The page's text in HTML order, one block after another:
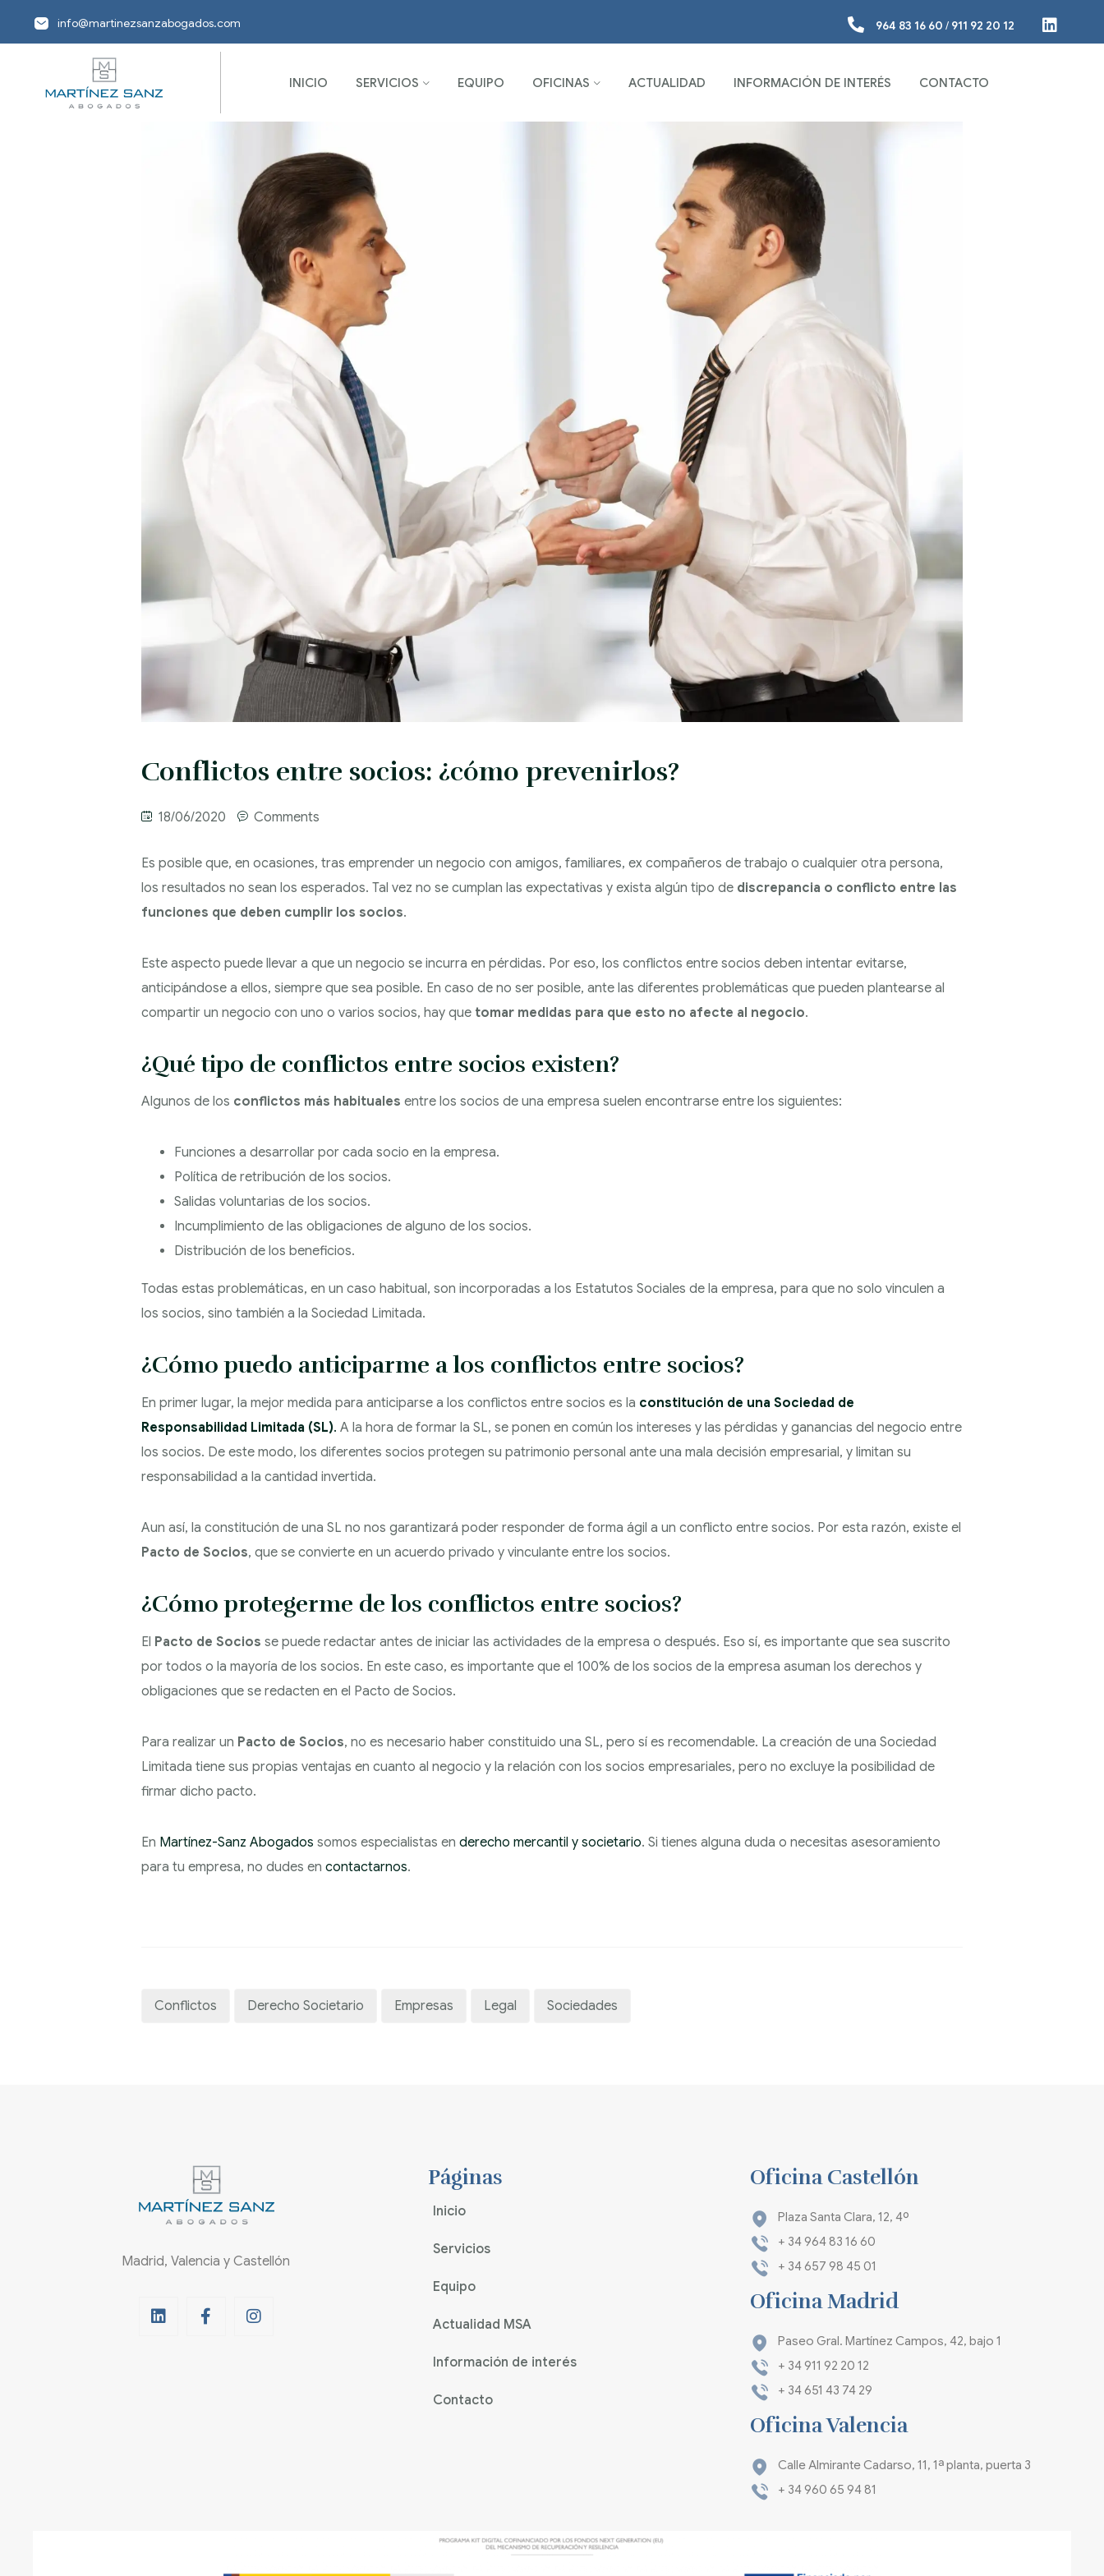
info@martinezsanzabogados.com 964 83 16 60 / 911 92 20 12
INICIO SERVICIOS EQUIPO OFICINAS ACTUALIDAD INFORMACIÓN DE INTERÉS CONTACTO
Conflictos entre socios: ¿cómo prevenirlos?
18/06/2020 Comments
Es posible que, en ocasiones, tras emprender un negocio con amigos, familiares, ex compañeros de trabajo o cualquier otra persona,
los resultados no sean los esperados. Tal vez no se cumplan las expectativas y exista algún tipo de discrepancia o conflicto entre las
funciones que deben cumplir los socios.
Este aspecto puede llevar a que un negocio se incurra en pérdidas. Por eso, los conflictos entre socios deben intentar evitarse,
anticipándose a ellos, siempre que sea posible. En caso de no ser posible, ante las diferentes problemáticas que pueden plantearse al
compartir un negocio con uno o varios socios, hay que tomar medidas para que esto no afecte al negocio.
¿Qué tipo de conflictos entre socios existen?
Algunos de los conflictos más habituales entre los socios de una empresa suelen encontrarse entre los siguientes:
Funciones a desarrollar por cada socio en la empresa.
Política de retribución de los socios.
Salidas voluntarias de los socios.
Incumplimiento de las obligaciones de alguno de los socios.
Distribución de los beneficios.
Todas estas problemáticas, en un caso habitual, son incorporadas a los Estatutos Sociales de la empresa, para que no solo vinculen a
los socios, sino también a la Sociedad Limitada.
¿Cómo puedo anticiparme a los conflictos entre socios?
En primer lugar, la mejor medida para anticiparse a los conflictos entre socios es la constitución de una Sociedad de
Responsabilidad Limitada (SL). A la hora de formar la SL, se ponen en común los intereses y las pérdidas y ganancias del negocio entre
los socios. De este modo, los diferentes socios protegen su patrimonio personal ante una mala decisión empresarial, y limitan su
responsabilidad a la cantidad invertida.
Aun así, la constitución de una SL no nos garantizará poder responder de forma ágil a un conflicto entre socios. Por esta razón, existe el
Pacto de Socios, que se convierte en un acuerdo privado y vinculante entre los socios.
¿Cómo protegerme de los conflictos entre socios?
El Pacto de Socios se puede redactar antes de iniciar las actividades de la empresa o después. Eso sí, es importante que sea suscrito
por todos o la mayoría de los socios. En este caso, es importante que el 100% de los socios de la empresa asuman los derechos y
obligaciones que se redacten en el Pacto de Socios.
Para realizar un Pacto de Socios, no es necesario haber constituido una SL, pero sí es recomendable. La creación de una Sociedad
Limitada tiene sus propias ventajas en cuanto al negocio y la relación con los socios empresariales, pero no excluye la posibilidad de
firmar dicho pacto.
En Martínez-Sanz Abogados somos especialistas en derecho mercantil y societario. Si tienes alguna duda o necesitas asesoramiento
para tu empresa, no dudes en contactarnos.
Conflictos Derecho Societario Empresas Legal Sociedades
Madrid, Valencia y Castellón
Páginas
Inicio
Servicios
Equipo
Actualidad MSA
Información de interés
Contacto
Oficina Castellón
Plaza Santa Clara, 12, 4º
+ 34 964 83 16 60
+ 34 657 98 45 01
Oficina Madrid
Paseo Gral. Martínez Campos, 42, bajo 1
+ 34 911 92 20 12
+ 34 651 43 74 29
Oficina Valencia
Calle Almirante Cadarso, 11, 1ª planta, puerta 3
+ 34 960 65 94 81